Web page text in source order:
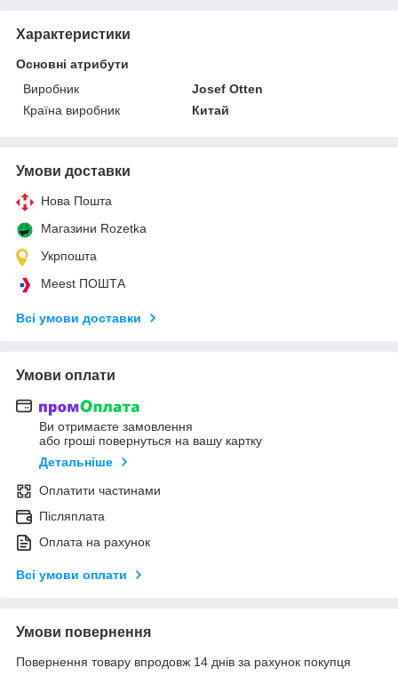
Характеристики
Основні атрибути
Виробник
Josef Otten
Країна виробник
Китай
Умови доставки
Нова Пошта
Магазини Rozetka
Укрпошта
Meest ПОШТА
Всі умови доставки
Умови оплати
Ви отримаєте замовлення
або гроші повернуться на вашу картку
Детальніше
Оплатити частинами
Післяплата
Оплата на рахунок
Всі умови оплати
Умови повернення
Повернення товару впродовж 14 днів за рахунок покупця